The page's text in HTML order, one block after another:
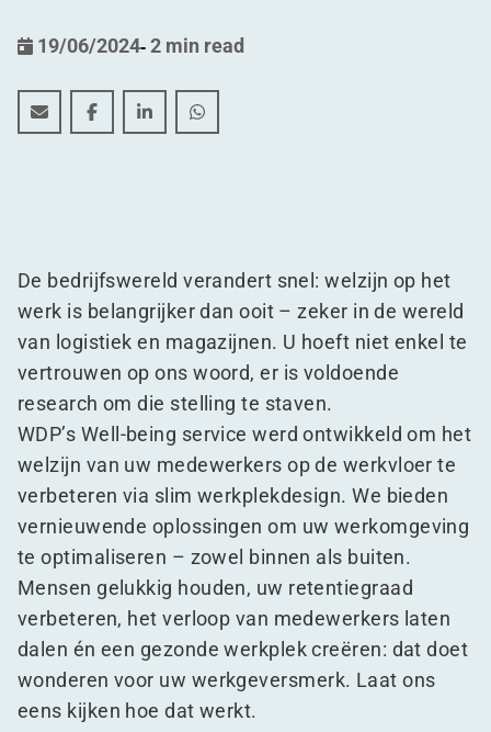
19/06/2024-2 min read
Wat als… uw magazijn uw sterkste troef werd bij de
Wat als… uw magazijn uw sterkste troef werd
Wat als… uw magazijn uw sterkste troef
Wat als… uw magazijn uw
De bedrijfswereld verandert snel: welzijn op het
werk is belangrijker dan ooit – zeker in de wereld
van logistiek en magazijnen. U hoeft niet enkel te
vertrouwen op ons woord, er is voldoende
research om die stelling te staven.
WDP’s Well-being service werd ontwikkeld om het
welzijn van uw medewerkers op de werkvloer te
verbeteren via slim werkplekdesign. We bieden
vernieuwende oplossingen om uw werkomgeving
te optimaliseren – zowel binnen als buiten.
Mensen gelukkig houden, uw retentiegraad
verbeteren, het verloop van medewerkers laten
dalen én een gezonde werkplek creëren: dat doet
wonderen voor uw werkgeversmerk. Laat ons
eens kijken hoe dat werkt.